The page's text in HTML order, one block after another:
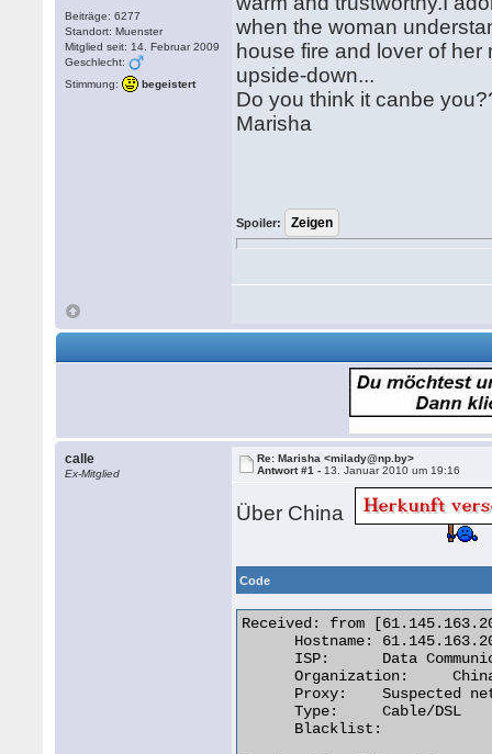
Beiträge: 6277
Standort: Muenster
Mitglied seit: 14. Februar 2009
Geschlecht:
Stimmung:
begeistert
when the woman
house fire and lover of
upside-down...
Do you think it canbe
Marisha
Spoiler:
calle
Ex-Mitglied
Re: Marisha <milady@np.by>
Antwort #1 - 13. Januar 2010 um 19:16
Über China
Code
Received: from
      Hostname:	61.145.163.200
      ISP:	Data Communication Division
      Organization:	ChinaNet Guangdong Province Network
      Proxy:	Suspected network sharing device.
      Type:	Cable/DSL
      Blacklist: